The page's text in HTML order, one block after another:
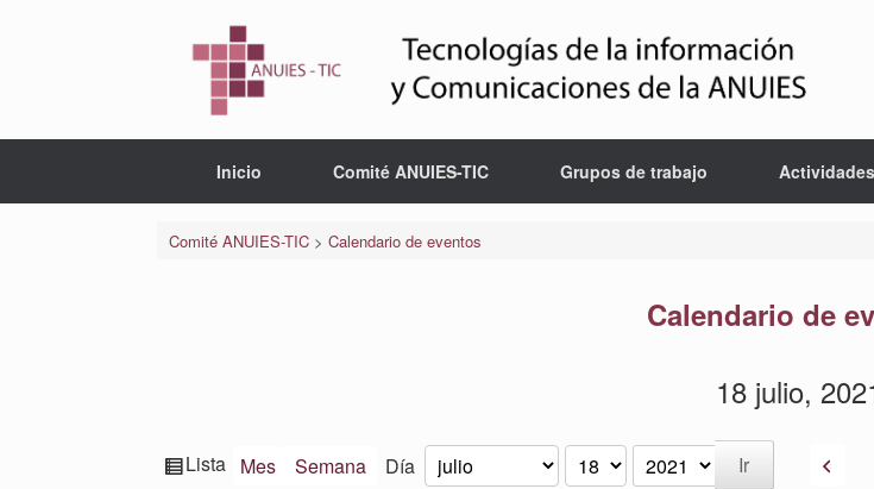
Inicio Comité ANUIES-TIC Grupos de trabajo Actividades
Comité ANUIES-TIC> Calendario de eventos
Calendario de
18 julio,
Ver
Lista Mes Semana Día Mes
Día
Año